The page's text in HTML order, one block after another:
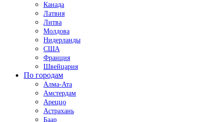
Канада
Латвия
Литва
Молдова
Нидерланды
США
Франция
Швейцария
По городам
Алма-Ата
Амстердам
Ареццо
Астрахань
Баар